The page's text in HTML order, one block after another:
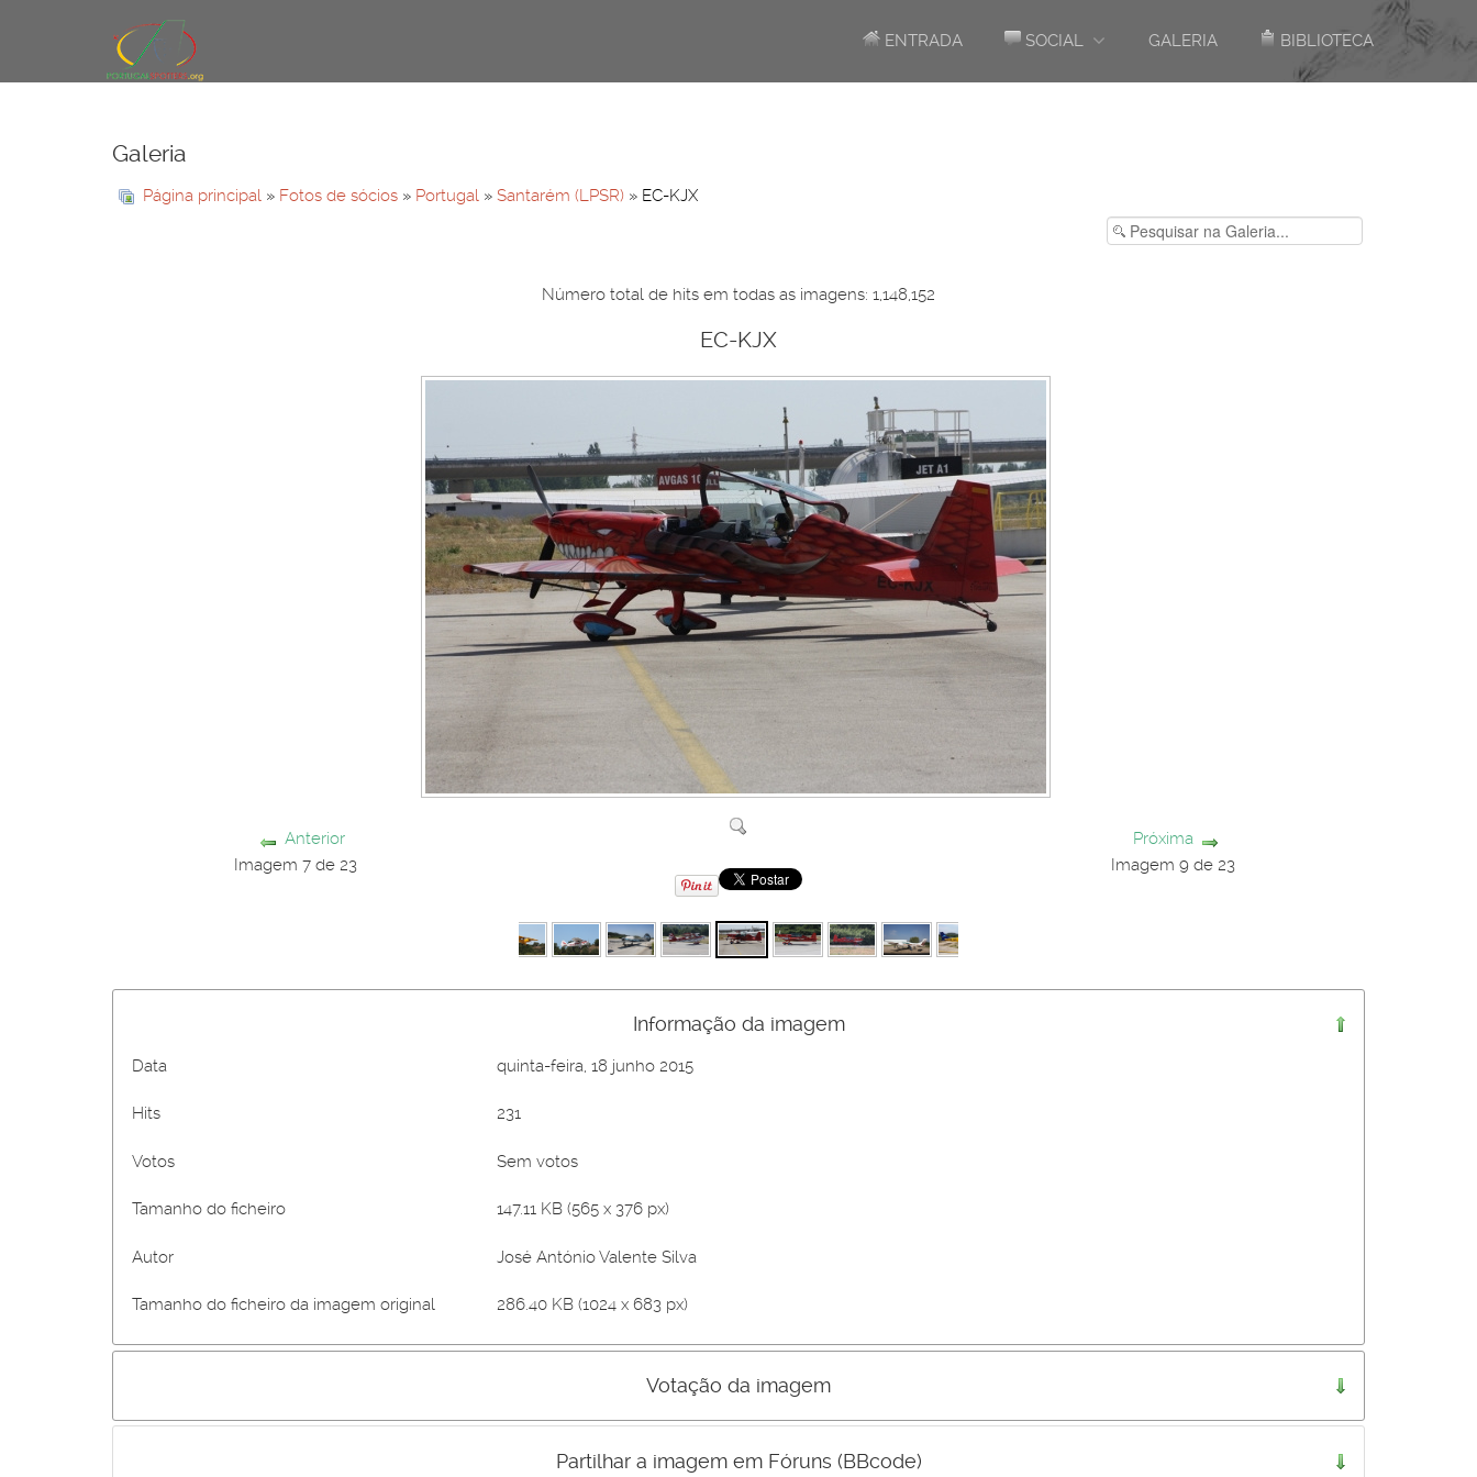
ENTRADA SOCIAL GALERIA BIBLIOTECA
Galeria
Página principal » Fotos de sócios » Portugal » Santarém (LPSR) » EC-KJX
Número total de hits em todas as imagens: 1,148,152
EC-KJX
Anterior
Imagem 7 de 23
Próxima
Imagem 9 de 23
Informação da imagem
Data quinta-feira, 18 junho 2015
Hits 231
Votos Sem votos
Tamanho do ficheiro 147.11 KB (565 x 376 px)
Autor José António Valente Silva
Tamanho do ficheiro da imagem original 286.40 KB (1024 x 683 px)
Votação da imagem
Mau Bom
Partilhar a imagem em Fóruns (BBcode)